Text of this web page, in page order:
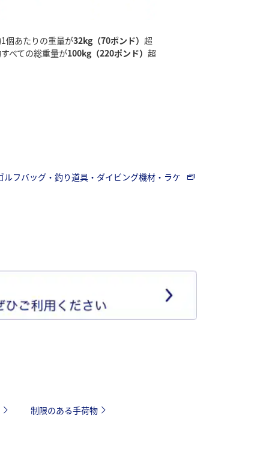
個あたりの重量が32kg（70ポンド） 超
べての総重量が100kg（220ポンド） 超
フバッグ・釣り道具・ダイビング機材・ラケ
制限のある手荷物